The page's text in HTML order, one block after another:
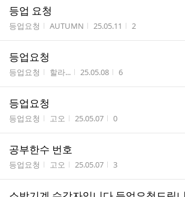
등업 요청
게시판명
등업요청 작성자
AUTUMN 작성시간
25.05.11 조회수
2
등업요청
게시판명
등업요청 작성자
할라... 작성시간
25.05.08 조회수
6
등업요청
게시판명
등업요청 작성자
고오 작성시간
25.05.07 조회수
0
공부한수 번호
게시판명
등업요청 작성자
고오 작성시간
25.05.07 조회수
3